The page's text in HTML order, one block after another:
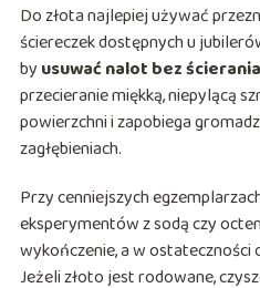
Do złota najlepiej używać
ściereczek dostępnych u
by usuwać nalot bez
przecieranie miękką, niepylącą
powierzchni i zapobiega
zagłębieniach.
Przy cenniejszych
eksperymentów z sodą czy
wykończenie, a w ostateczności
Jeżeli złoto jest rodowane,